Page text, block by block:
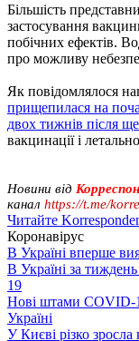
Більшість
застосування
побічних ефектів.
про можливу
Як повідомлялося
прищепилася на
двох тижнів після
вакцинації і
Новини від
канал https://t.me/
Читайте
Коронавірус
В Україні вперше
В Україні за
19
Нові штами COVID-
Україні
У Києві різко зросла